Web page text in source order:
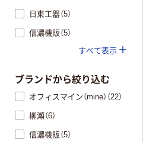
日東工器（5）
信濃機販（5）
すべて表示
ブランドから絞り込む
オフィスマイン（mine）（22）
柳瀬（6）
信濃機販（5）